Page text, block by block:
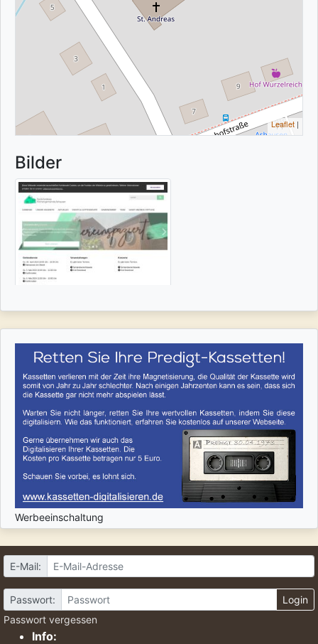
Leaflet |
Bilder
Werbeeinschaltung
E-Mail:
Passwort:
Login
Passwort vergessen
Info: